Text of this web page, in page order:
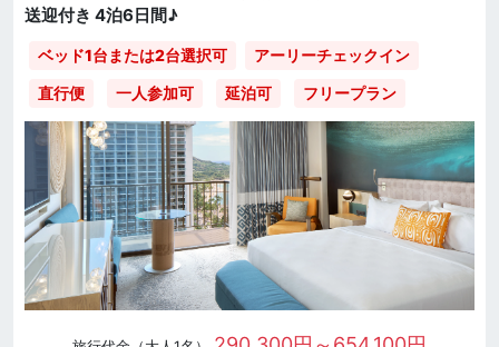
送迎付き 4泊6日間♪
ベッド1台または2台選択可
アーリーチェックイン
直行便
一人参加可 延泊可 フリープラン